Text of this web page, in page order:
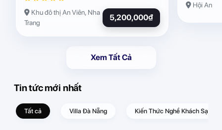
Khu đô thị An Viên, Nha
Trang
5,200,000₫
Hội An
Xem Tất Cả
Tin tức mới nhất
Tất cả Villa Đà Nẵng Kiến Thức Nghề Khách Sạn –